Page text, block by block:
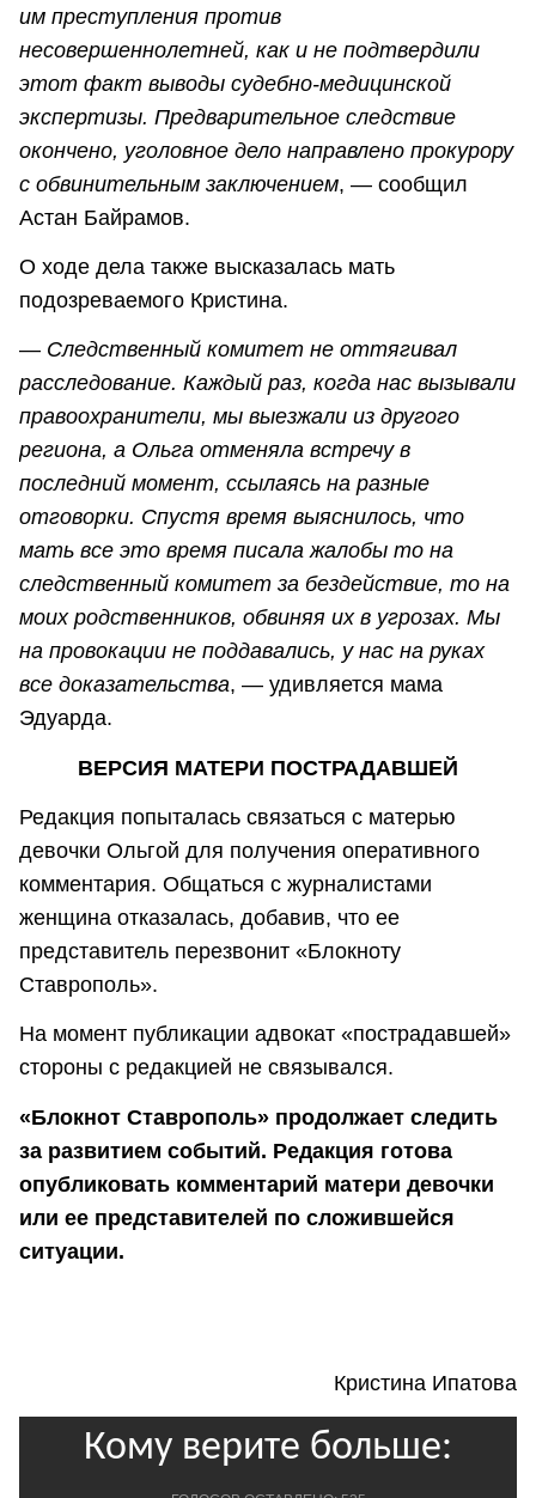
им преступления против
несовершеннолетней, как и не подтвердили
этот факт выводы судебно-медицинской
экспертизы. Предварительное следствие
окончено, уголовное дело направлено прокурору
с обвинительным заключением, — сообщил
Астан Байрамов.
О ходе дела также высказалась мать
подозреваемого Кристина.
— Следственный комитет не оттягивал
расследование. Каждый раз, когда нас вызывали
правоохранители, мы выезжали из другого
региона, а Ольга отменяла встречу в
последний момент, ссылаясь на разные
отговорки. Спустя время выяснилось, что
мать все это время писала жалобы то на
следственный комитет за бездействие, то на
моих родственников, обвиняя их в угрозах. Мы
на провокации не поддавались, у нас на руках
все доказательства, — удивляется мама
Эдуарда.
ВЕРСИЯ МАТЕРИ ПОСТРАДАВШЕЙ
Редакция попыталась связаться с матерью
девочки Ольгой для получения оперативного
комментария. Общаться с журналистами
женщина отказалась, добавив, что ее
представитель перезвонит «Блокноту
Ставрополь».
На момент публикации адвокат «пострадавшей»
стороны с редакцией не связывался.
«Блокнот Ставрополь» продолжает следить
за развитием событий. Редакция готова
опубликовать комментарий матери девочки
или ее представителей по сложившейся
ситуации.
Кристина Ипатова